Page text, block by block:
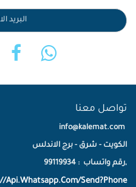
تواصل معنا
info@kalemat.com
الكويت - شرق - برج الاندلس
,رقم واتساب : 99119934
Api.Whatsapp.Com/Send?Phone